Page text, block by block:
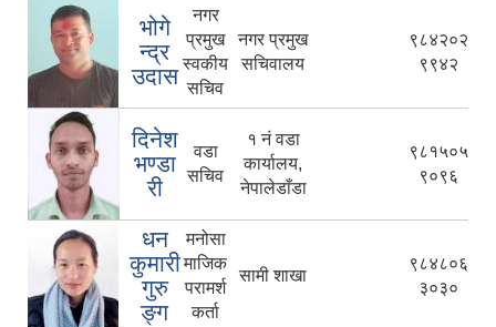
भोगे
न्द्र
उदास
नगर
प्रमुख
स्वकीय
सचिव
नगर प्रमुख
सचिवालय
९८४२०२
९९४२
दिनेश
भण्डा
री
वडा
सचिव
१ नं वडा
कार्यालय,
नेपालेडाँडा
९८१५०५
९०९६
धन
कुमारी
गुरु
ङ्ग
मनोसा
माजिक
परामर्श
कर्ता
सामी शाखा
९८४८०६
३०३०